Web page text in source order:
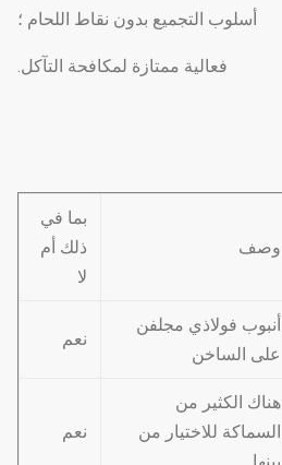
أسلوب التجميع بدون نقاط اللحام ؛
فعالية ممتازة لمكافحة التآكل.
وصف
بما في
ذلك أم
لا
أنبوب فولاذي مجلفن
على الساخن
نعم
هناك الكثير من
السماكة للاختيار من
نعم